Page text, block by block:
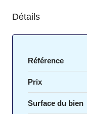
Détails
Référence
Prix
Surface du bien